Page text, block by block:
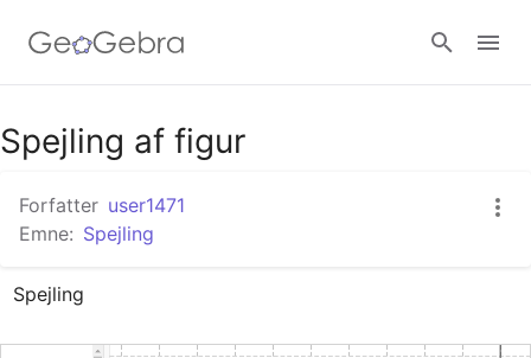
Google Classroom
GeoGebra Classroom
Spejling af figur
Forfatter user1471
Emne: Spejling
Spejling